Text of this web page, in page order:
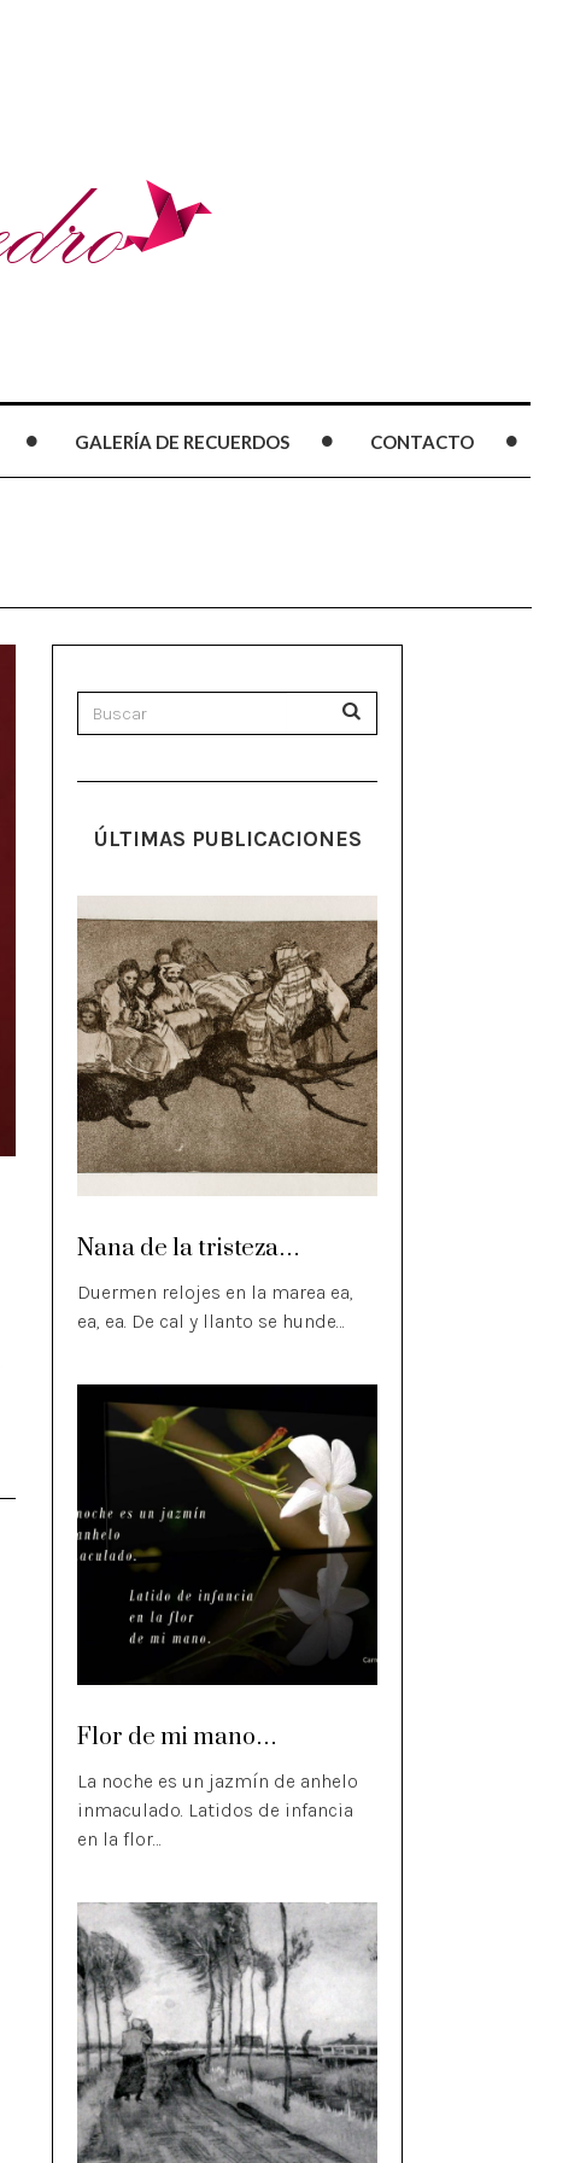
GALERÍA DE RECUERDOS CONTACTO
ÚLTIMAS PUBLICACIONES
Nana de la tristeza…
Duermen relojes en la marea ea,
ea, ea. De cal y llanto se hunde…
Flor de mi mano…
La noche es un jazmín de anhelo
inmaculado. Latidos de infancia
en la flor…